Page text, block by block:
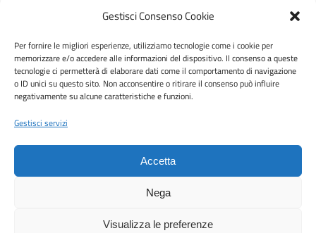
Gestisci Consenso Cookie
Per fornire le migliori esperienze, utilizziamo tecnologie come i cookie per
memorizzare e/o accedere alle informazioni del dispositivo. Il consenso a queste
tecnologie ci permetterà di elaborare dati come il comportamento di navigazione
o ID unici su questo sito. Non acconsentire o ritirare il consenso può influire
negativamente su alcune caratteristiche e funzioni.
Gestisci servizi
Accetta
Nega
Visualizza le preferenze
Privacy policy
Condizioni generali di vendita
Cookie policy
Metodi di pagamento accettati: